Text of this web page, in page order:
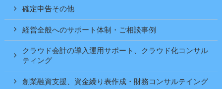
確定申告その他
経営全般へのサポート体制・ご相談事例
クラウド会計の導入運用サポート、クラウド化コンサル
ティング
創業融資支援、資金繰り表作成・財務コンサルテイング